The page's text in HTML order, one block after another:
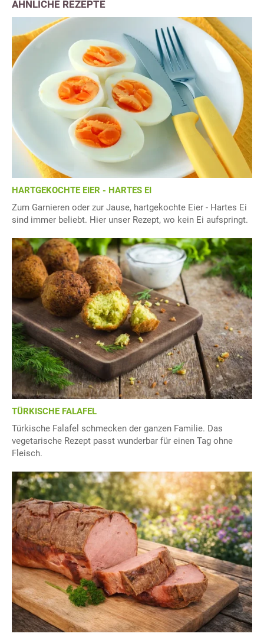
ÄHNLICHE REZEPTE
HARTGEKOCHTE EIER - HARTES EI
Zum Garnieren oder zur Jause, hartgekochte Eier - Hartes Ei
sind immer beliebt. Hier unser Rezept, wo kein Ei aufspringt.
TÜRKISCHE FALAFEL
Türkische Falafel schmecken der ganzen Familie. Das
vegetarische Rezept passt wunderbar für einen Tag ohne
Fleisch.